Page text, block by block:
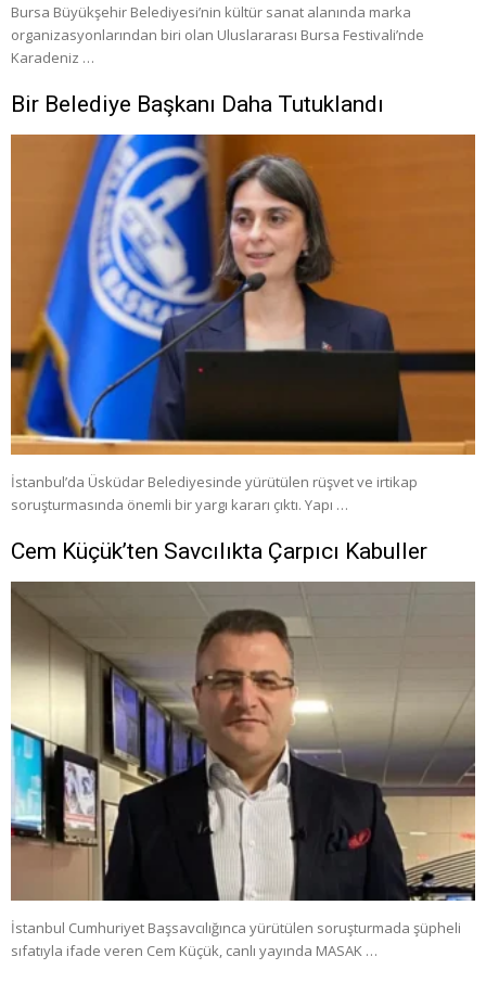
Bursa Büyükşehir Belediyesi’nin kültür sanat alanında marka
organizasyonlarından biri olan Uluslararası Bursa Festivali’nde
Karadeniz …
Bir Belediye Başkanı Daha Tutuklandı
İstanbul’da Üsküdar Belediyesinde yürütülen rüşvet ve irtikap
soruşturmasında önemli bir yargı kararı çıktı. Yapı …
Cem Küçük’ten Savcılıkta Çarpıcı Kabuller
İstanbul Cumhuriyet Başsavcılığınca yürütülen soruşturmada şüpheli
sıfatıyla ifade veren Cem Küçük, canlı yayında MASAK …